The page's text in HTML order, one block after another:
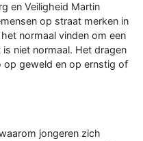
en Veiligheid Martin
op straat merken in
normaal vinden om een
niet normaal. Het dragen
op geweld en op ernstig of
jongeren zich